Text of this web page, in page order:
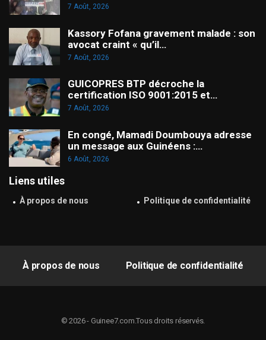
7 Août, 2026
Kassory Fofana gravement malade : son
avocat craint « qu’il…
7 Août, 2026
GUICOPRES BTP décroche la
certification ISO 9001:2015 et…
7 Août, 2026
En congé, Mamadi Doumbouya adresse
un message aux Guinéens :…
6 Août, 2026
Liens utiles
À propos de nous Politique de confidentialité
À propos de nous Politique de confidentialité
© 2026 - Guinee7.com.Tous droits réservés.